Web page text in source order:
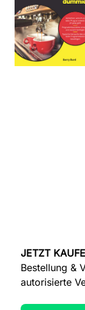
JETZT
Bestellung &
autorisierte